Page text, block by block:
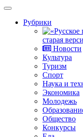
Рубрики
старая
Новости
Культура
Туризм
Спорт
Наука и
Экономика
Молодежь
Общество
Конкурсы